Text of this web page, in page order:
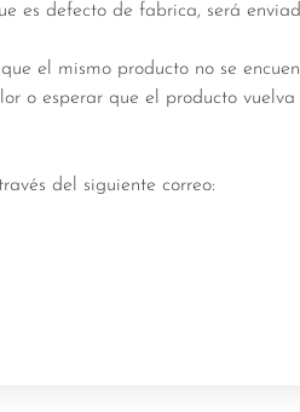
es defecto de fabrica, será
el mismo producto no se
o esperar que el producto
del siguiente correo: